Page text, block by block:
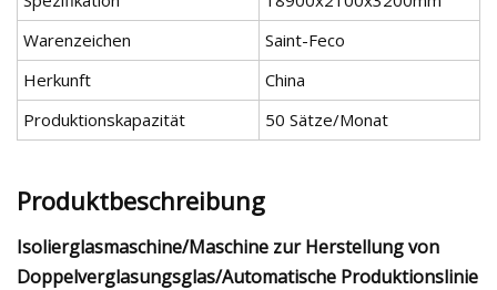
Warenzeichen
Saint-Feco
Herkunft
China
Produktionskapazität
50 Sätze/Monat
Produktbeschreibung
Isolierglasmaschine/Maschine zur Herstellung von
Doppelverglasungsglas/Automatische Produktionslinie